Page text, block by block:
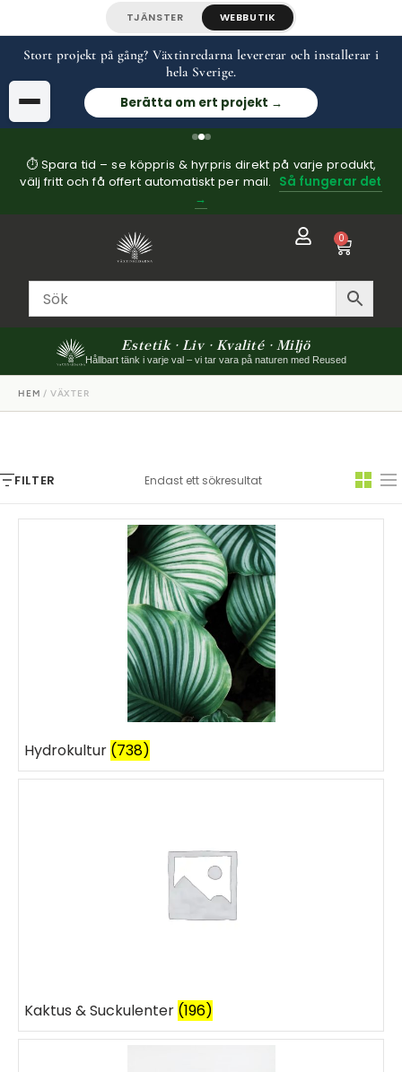
TJÄNSTER WEBBUTIK
Stort projekt på gång? Växtinredarna levererar och installerar i
hela Sverige.
Berätta om ert projekt →
⏱ Spara tid – se köppris & hyrpris direkt på varje produkt,
välj fritt och få offert automatiskt per mail. Så fungerar det
→
0
Estetik · Liv · Kvalité · Miljö
Hållbart tänk i varje val – vi tar vara på naturen med Reused
HEM / VÄXTER
FILTER Endast ett sökresultat
Hydrokultur (738)
Kaktus & Suckulenter (196)